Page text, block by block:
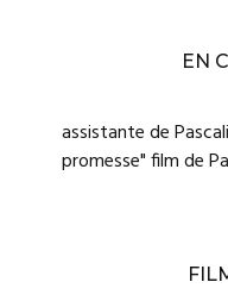
EN
assistante de
promesse" film de